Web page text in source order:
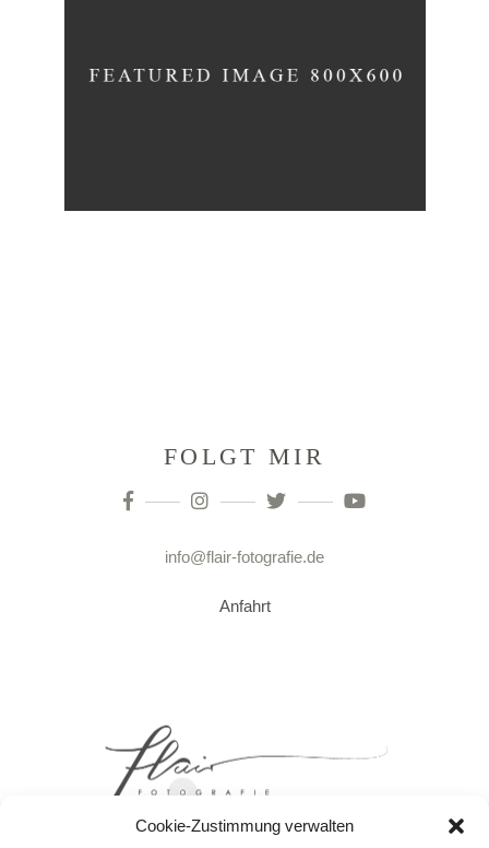
Cookie-Zustimmung verwalten
FOLGT MIR
info@flair-fotografie.de
Anfahrt